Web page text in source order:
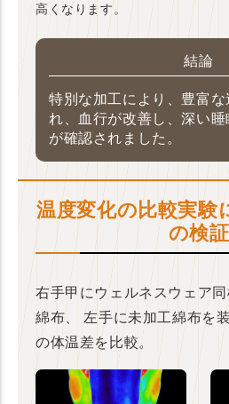
高くなります。
結論
特別な加工により、豊富な
れ、血行が改善し、深い睡
が確認されました。
温度変化の比較実験
の検証
右手甲にウェルネスウェア
綿布、
左手に未加工綿布を
の体温差を比較。